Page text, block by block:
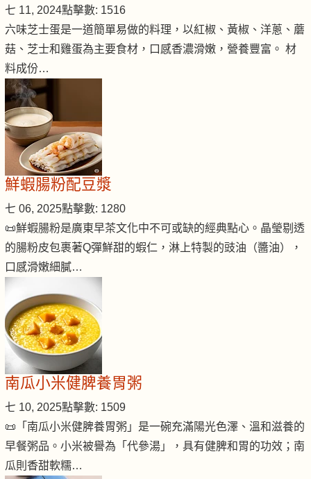
七 11, 2024點擊數: 1516
六味芝士蛋是一道簡單易做的料理，以紅椒、黃椒、洋蔥、蘑
菇、芝士和雞蛋為主要食材，口感香濃滑嫩，營養豐富。 材
料成份…
鮮蝦腸粉配豆漿
七 06, 2025點擊數: 1280
📜鮮蝦腸粉是廣東早茶文化中不可或缺的經典點心。晶瑩剔透
的腸粉皮包裹著Q彈鮮甜的蝦仁，淋上特製的豉油（醬油），
口感滑嫩細膩…
南瓜小米健脾養胃粥
七 10, 2025點擊數: 1509
📜「南瓜小米健脾養胃粥」是一碗充滿陽光色澤、溫和滋養的
早餐粥品。小米被譽為「代參湯」，具有健脾和胃的功效；南
瓜則香甜軟糯…